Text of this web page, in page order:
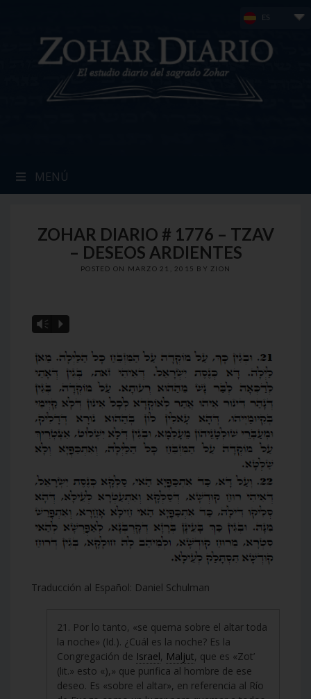
ES
MENÚ
ZOHAR DIARIO # 1776 – TZAV
– DESEOS ARDIENTES
POSTED ON MARZO 21, 2015 BY ZION
Vm P
Traducción al Español: Daniel Schulman
21. Por lo tanto, «se quema sobre el altar toda
la noche» (Id.). ¿Cuál es la noche? Es la
Congregación de Israel, Maljut, que es «Zot’
(lit.» esto «),» que purifica al hombre de ese
deseo. Es «sobre el altar», en referencia al Río